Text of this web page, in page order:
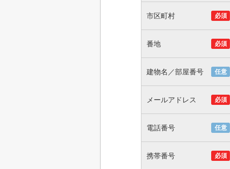
市区町村 必須
番地 必須
建物名／部屋番号 任意
メールアドレス 必須
電話番号 任意
携帯番号 必須